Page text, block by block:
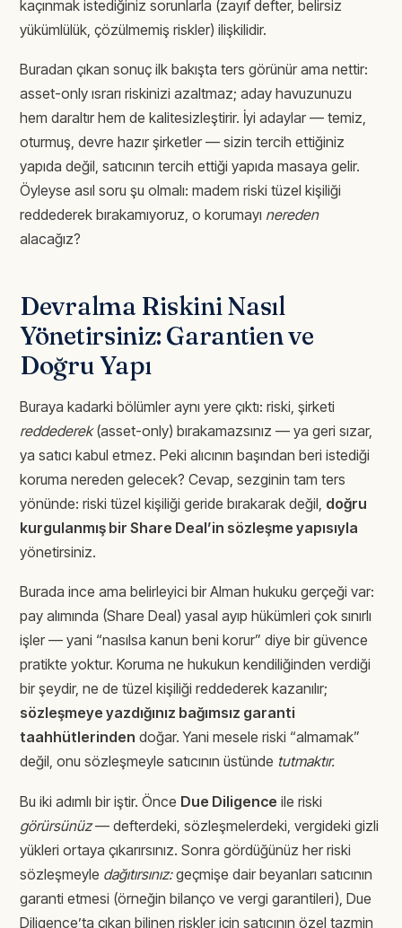
kaçınmak istediğiniz sorunlarla (zayıf defter, belirsiz
yükümlülük, çözülmemiş riskler) ilişkilidir.
Buradan çıkan sonuç ilk bakışta ters görünür ama nettir:
asset-only ısrarı riskinizi azaltmaz; aday havuzunuzu
hem daraltır hem de kalitesizleştirir. İyi adaylar — temiz,
oturmuş, devre hazır şirketler — sizin tercih ettiğiniz
yapıda değil, satıcının tercih ettiği yapıda masaya gelir.
Öyleyse asıl soru şu olmalı: madem riski tüzel kişiliği
reddederek bırakamıyoruz, o korumayı nereden
alacağız?
Devralma Riskini Nasıl
Yönetirsiniz: Garantien ve
Doğru Yapı
Buraya kadarki bölümler aynı yere çıktı: riski, şirketi
reddederek(asset-only) bırakamazsınız — ya geri sızar,
ya satıcı kabul etmez. Peki alıcının başından beri istediği
koruma nereden gelecek? Cevap, sezginin tam ters
yönünde: riski tüzel kişiliği geride bırakarak değil, doğru
kurgulanmış bir Share Deal’in sözleşme yapısıyla
yönetirsiniz.
Burada ince ama belirleyici bir Alman hukuku gerçeği var:
pay alımında (Share Deal) yasal ayıp hükümleri çok sınırlı
işler — yani “nasılsa kanun beni korur” diye bir güvence
pratikte yoktur. Koruma ne hukukun kendiliğinden verdiği
bir şeydir, ne de tüzel kişiliği reddederek kazanılır;
sözleşmeye yazdığınız bağımsız garanti
taahhütlerinden doğar. Yani mesele riski “almamak”
değil, onu sözleşmeyle satıcının üstünde tutmaktır.
Bu iki adımlı bir iştir. Önce Due Diligence ile riski
görürsünüz— defterdeki, sözleşmelerdeki, vergideki gizli
yükleri ortaya çıkarırsınız. Sonra gördüğünüz her riski
sözleşmeyle dağıtırsınız:geçmişe dair beyanları satıcının
garanti etmesi (örneğin bilanço ve vergi garantileri), Due
Diligence’ta çıkan bilinen riskler için satıcının özel tazmin